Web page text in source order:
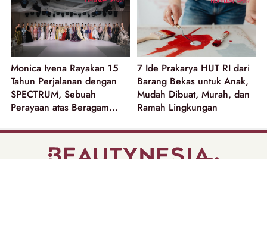
Monica Ivena Rayakan 15
Tahun Perjalanan dengan
SPECTRUM, Sebuah
Perayaan atas Beragam
7 Ide Prakarya HUT RI dari
Barang Bekas untuk Anak,
Mudah Dibuat, Murah, dan
Ramah Lingkungan